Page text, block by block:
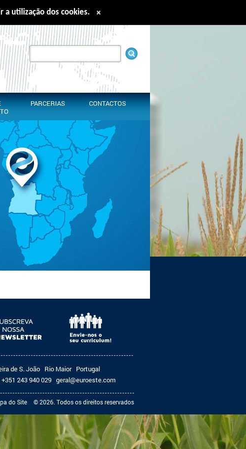
English Español Français
PARCERIAS CONTACTOS
de S. João Rio Maior Portugal
+351 243 940 029 geral@euroeste.com
do Site © 2026. Todos os direitos reservados
a utilização dos cookies. ×